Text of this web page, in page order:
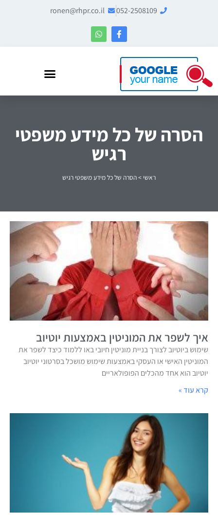
052-2508109
ronen@rhpr.co.il
הסרה של כל מידע משפטי
רגיש
ראשי >הסרה של כל מידע משפטי רגיש
איך לשפר את המוניטין באמצעות יוטיוב
שימוש ביוטיוב לצורך בניית מוניטין חיובי באו ללמוד כיצד לשפר את
המוניטין האישי או העסקי באמצעות שימוש מושכל בסרטוני יוטיוב
יוטיוב הוא אחד מהכלים הפופולאריים
קרא עוד »